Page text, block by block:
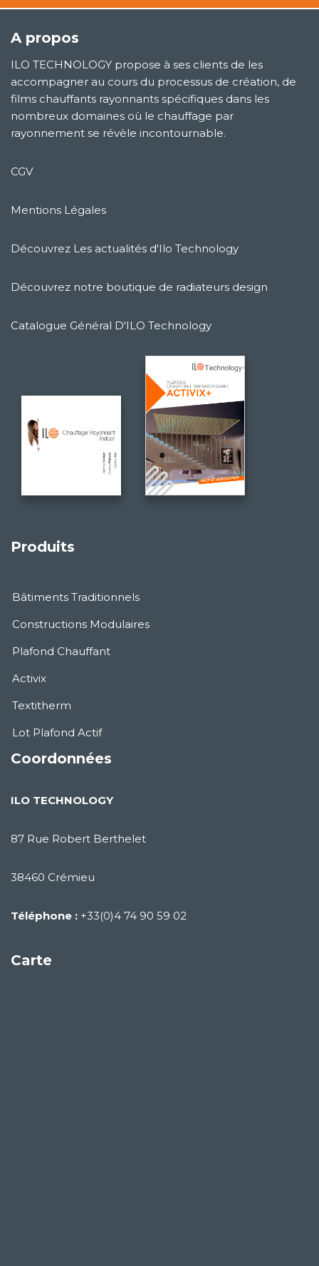
A propos
ILO TECHNOLOGY propose à ses clients de les
accompagner au cours du processus de création, de
films chauffants rayonnants spécifiques dans les
nombreux domaines où le chauffage par
rayonnement se révèle incontournable.
CGV
Mentions Légales
Découvrez Les actualités d'Ilo Technology
Découvrez notre boutique de radiateurs design
Catalogue Général D'ILO Technology
Produits
Bâtiments Traditionnels
Constructions Modulaires
Plafond Chauffant
Activix
Textitherm
Lot Plafond Actif
Coordonnées
ILO TECHNOLOGY
87 Rue Robert Berthelet
38460 Crémieu
Téléphone : +33(0)4 74 90 59 02
Carte